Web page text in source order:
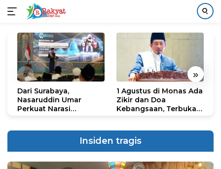
konten
« »
Dari Surabaya,
Nasaruddin Umar
Perkuat Narasi
1 Agustus di Monas Ada
Zikir dan Doa
Kebangsaan, Terbuka
Insiden tragis